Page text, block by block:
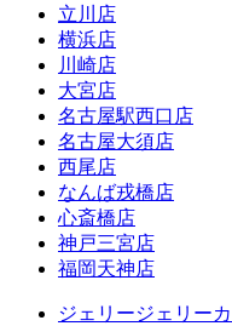
立川店
横浜店
川崎店
大宮店
名古屋駅西口店
名古屋大須店
西尾店
なんば戎橋店
心斎橋店
神戸三宮店
福岡天神店
ジェリージェリー